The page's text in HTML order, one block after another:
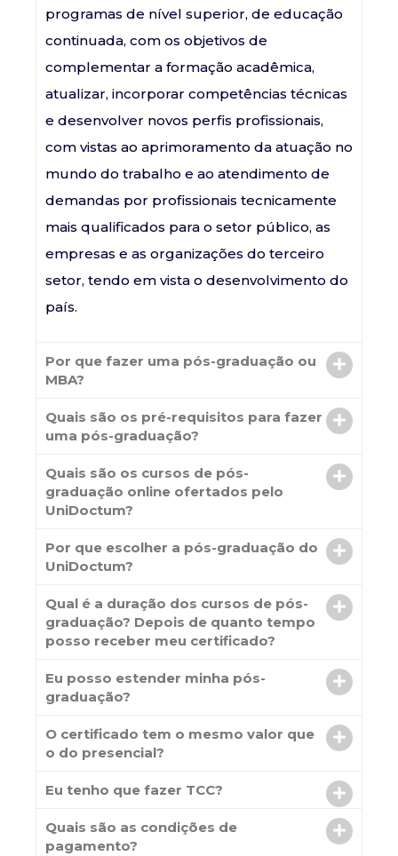
programas de nível superior, de educação
continuada, com os objetivos de
complementar a formação acadêmica,
atualizar, incorporar competências técnicas
e desenvolver novos perfis profissionais,
com vistas ao aprimoramento da atuação no
mundo do trabalho e ao atendimento de
demandas por profissionais tecnicamente
mais qualificados para o setor público, as
empresas e as organizações do terceiro
setor, tendo em vista o desenvolvimento do
país.
Por que fazer uma pós-graduação ou
MBA?
Quais são os pré-requisitos para fazer
uma pós-graduação?
Quais são os cursos de pós-
graduação online ofertados pelo
UniDoctum?
Por que escolher a pós-graduação do
UniDoctum?
Qual é a duração dos cursos de pós-
graduação? Depois de quanto tempo
posso receber meu certificado?
Eu posso estender minha pós-
graduação?
O certificado tem o mesmo valor que
o do presencial?
Eu tenho que fazer TCC?
Quais são as condições de
pagamento?